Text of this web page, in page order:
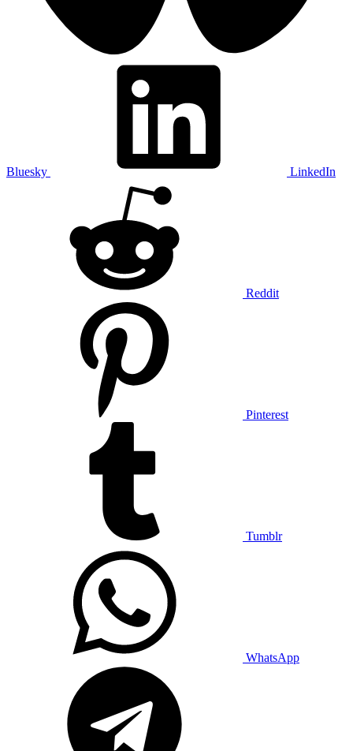
Bluesky LinkedIn
Reddit
Pinterest
Tumblr
WhatsApp